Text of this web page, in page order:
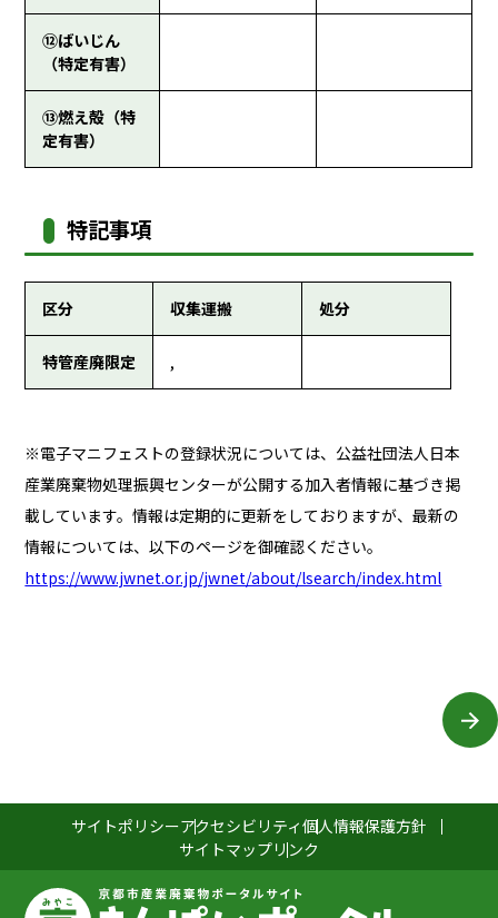
⑫ばいじん
（特定有害）
⑬燃え殻（特
定有害）
特記事項
区分 収集運搬 処分
特管産廃限定 ,
※電子マニフェストの登録状況については、公益社団法人日本
産業廃棄物処理振興センターが公開する加入者情報に基づき掲
載しています。情報は定期的に更新をしておりますが、最新の
情報については、以下のページを御確認ください。
https://www.jwnet.or.jp/jwnet/about/lsearch/index.html
サイトポリシーアクセシビリティ個人情報保護方針
サイトマップリンク